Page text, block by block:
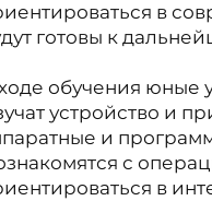
в
готовы к
обучения юные
устройство и
и
с
в